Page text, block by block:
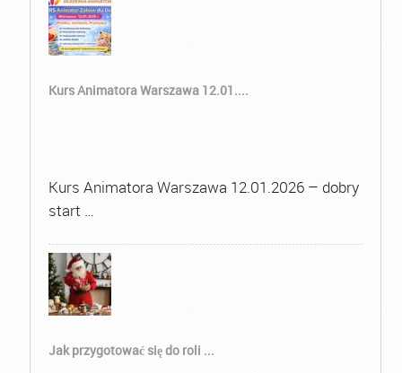
Kurs Animatora Warszawa 12.01....
Kurs Animatora Warszawa 12.01.2026 – dobry
start …
Jak przygotować się do roli ...